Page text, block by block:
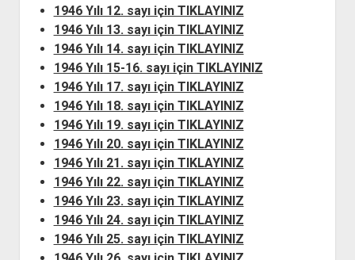
ATTF KİTAPLIĞI
FİDEF KİTAPLIĞI
TDF KİTAPLIĞI
GDF KİTAPLIĞI
1946 Yılı 12. sayı için TIKLAYINIZ
1946 Yılı 13. sayı için TIKLAYINIZ
1946 Yılı 14. sayı için TIKLAYINIZ
1946 Yılı 15-16. sayı için TIKLAYINIZ
1946 Yılı 17. sayı için TIKLAYINIZ
1946 Yılı 18. sayı için TIKLAYINIZ
1946 Yılı 19. sayı için TIKLAYINIZ
1946 Yılı 20. sayı için TIKLAYINIZ
1946 Yılı 21. sayı için TIKLAYINIZ
1946 Yılı 22. sayı için TIKLAYINIZ
1946 Yılı 23. sayı için TIKLAYINIZ
1946 Yılı 24. sayı için TIKLAYINIZ
1946 Yılı 25. sayı için TIKLAYINIZ